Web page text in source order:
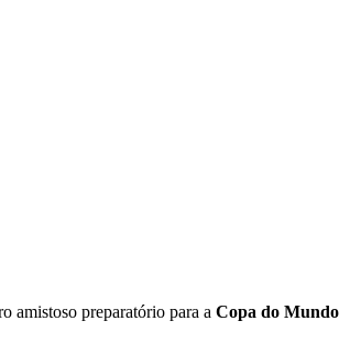
amistoso preparatório para a Copa do Mundo